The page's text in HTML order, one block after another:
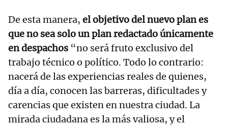
De esta manera, el objetivo del nuevo plan es
que no sea solo un plan redactado únicamente
en despachos “no será fruto exclusivo del
trabajo técnico o político. Todo lo contrario:
nacerá de las experiencias reales de quienes,
día a día, conocen las barreras, dificultades y
carencias que existen en nuestra ciudad. La
mirada ciudadana es la más valiosa, y el